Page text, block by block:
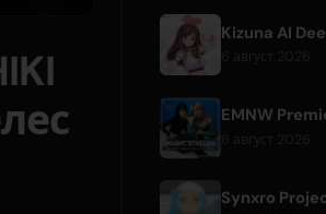
6 август 2026